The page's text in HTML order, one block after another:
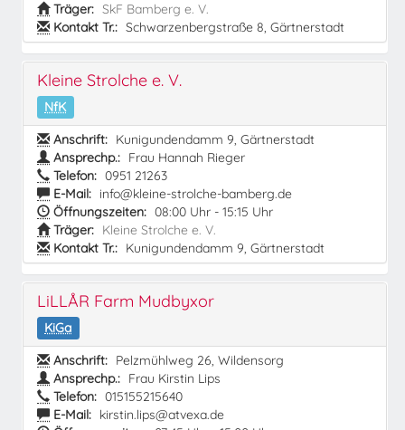
Träger: SkF Bamberg e. V.
Kontakt Tr.: Schwarzenbergstraße 8, Gärtnerstadt
Kleine Strolche e. V.
NfK
Anschrift: Kunigundendamm 9, Gärtnerstadt
Ansprechp.: Frau Hannah Rieger
Telefon: 0951 21263
E-Mail: info@kleine-strolche-bamberg.de
Öffnungszeiten: 08:00 Uhr - 15:15 Uhr
Träger: Kleine Strolche e. V.
Kontakt Tr.: Kunigundendamm 9, Gärtnerstadt
LiLLÅR Farm Mudbyxor
KiGa
Anschrift: Pelzmühlweg 26, Wildensorg
Ansprechp.: Frau Kirstin Lips
Telefon: 015155215640
E-Mail: kirstin.lips@atvexa.de